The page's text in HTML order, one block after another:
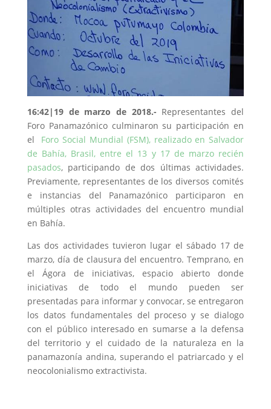
16:42|19 de marzo de 2018.- Representantes del
Foro Panamazónico culminaron su participación en
el Foro Social Mundial (FSM), realizado en Salvador
de Bahía, Brasil, entre el 13 y 17 de marzo recién
pasados, participando de dos últimas actividades.
Previamente, representantes de los diversos comités
e instancias del Panamazónico participaron en
múltiples otras actividades del encuentro mundial
en Bahía.
Las dos actividades tuvieron lugar el sábado 17 de
marzo, día de clausura del encuentro. Temprano, en
el Ágora de iniciativas, espacio abierto donde
iniciativas de todo el mundo pueden ser
presentadas para informar y convocar, se entregaron
los datos fundamentales del proceso y se dialogo
con el público interesado en sumarse a la defensa
del territorio y el cuidado de la naturaleza en la
panamazonía andina, superando el patriarcado y el
neocolonialismo extractivista.